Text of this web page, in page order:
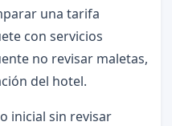
una tarifa
con servicios
no revisar maletas,
del hotel.
inicial sin revisar